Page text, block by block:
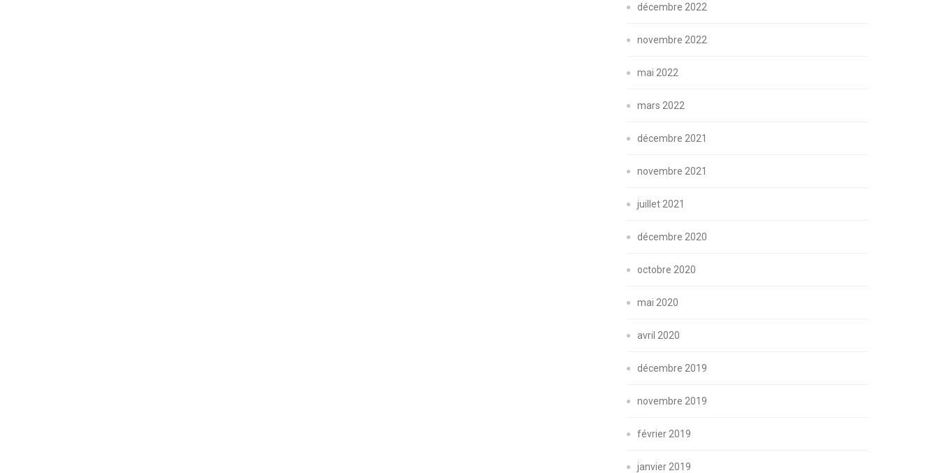
décembre 2022
novembre 2022
mai 2022
mars 2022
décembre 2021
novembre 2021
juillet 2021
décembre 2020
octobre 2020
mai 2020
avril 2020
décembre 2019
novembre 2019
février 2019
janvier 2019